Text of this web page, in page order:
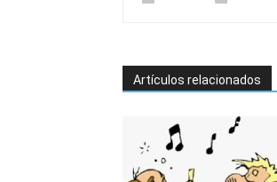
Artículos relacionados